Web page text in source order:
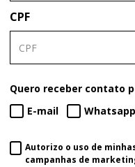
CPF
Quero receber contato
E-mail
Whatsapp
Autorizo o uso de
campanhas de